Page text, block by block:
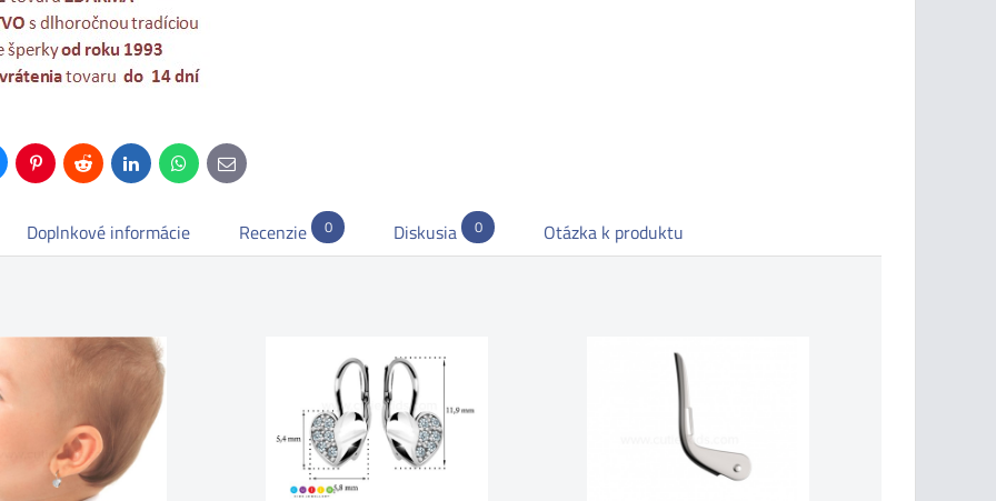
PinterestReddit LinkedInWhatsApp
E-
mail
Doplnkové informácie Recenzie 0 Diskusia 0 Otázka k produktu